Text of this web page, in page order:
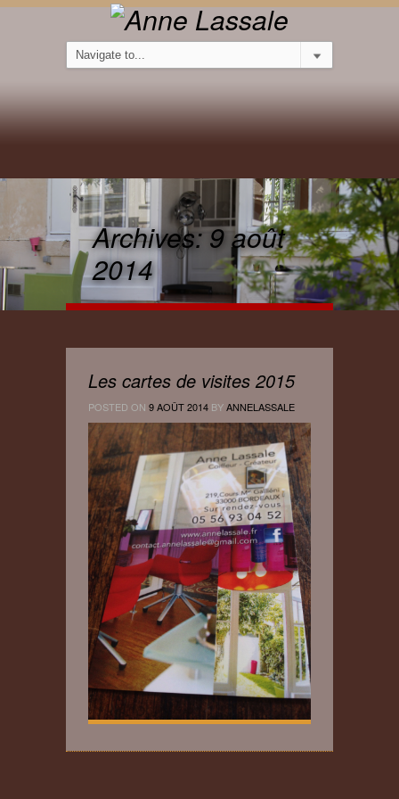
Archives:9 août
2014
Les cartes de visites 2015
POSTED ON 9 AOÛT 2014 BYANNELASSALE